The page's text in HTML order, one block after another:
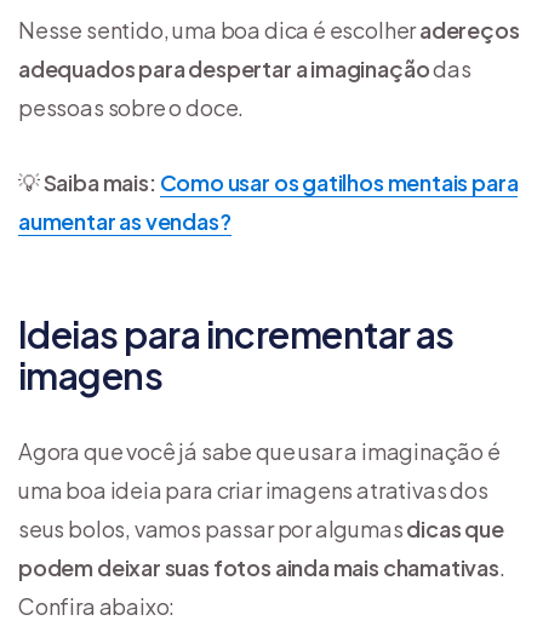
Nesse sentido, uma boa dica é escolheradereços
adequados para despertar a imaginaçãodas
pessoas sobre o doce.
💡Saiba mais: Como usar os gatilhos mentais para
aumentar as vendas?
Ideias para incrementar as
imagens
Agora que você já sabe que usar a imaginação é
uma boa ideia para criar imagens atrativas dos
seus bolos, vamos passar por algumasdicas que
podem deixar suas fotos ainda mais chamativas.
Confira abaixo: